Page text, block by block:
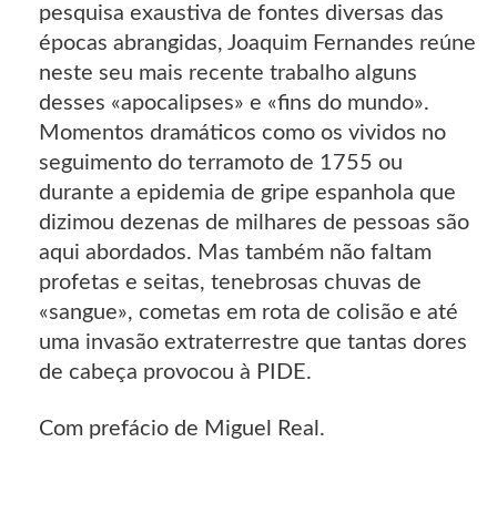
pesquisa exaustiva de fontes diversas das
épocas abrangidas, Joaquim Fernandes reúne
neste seu mais recente trabalho alguns
desses «apocalipses» e «fins do mundo».
Momentos dramáticos como os vividos no
seguimento do terramoto de 1755 ou
durante a epidemia de gripe espanhola que
dizimou dezenas de milhares de pessoas são
aqui abordados. Mas também não faltam
profetas e seitas, tenebrosas chuvas de
«sangue», cometas em rota de colisão e até
uma invasão extraterrestre que tantas dores
de cabeça provocou à PIDE.
Com prefácio de Miguel Real.